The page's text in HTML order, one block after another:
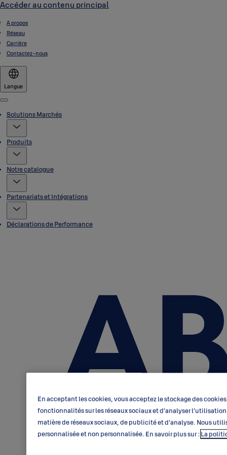
Accéder au contenu principal
A propos
Réseau
Carrière
Contactez-nous
Langue
Menu
Solutions Marchés
Produits
Notre catalogue
Partenariats et Intégrations
Déclarations de Performance
En acceptant les cookies, vous acceptez le stockage des
fonctionnalités sur les réseaux sociaux et d’analyser
matière de réseaux sociaux, de publicité et d’analyse. Nous
personnalisée et non personnalisée. En savoir plus sur : La